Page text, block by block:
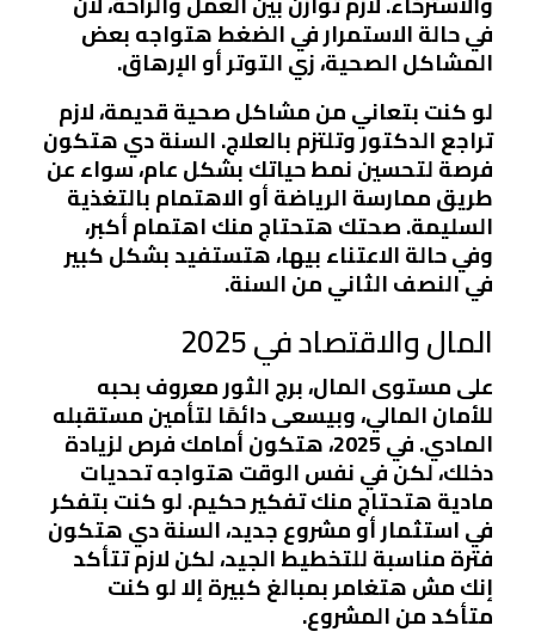
في حالة الاستمرار في الضغط هتواجه بعض
المشاكل الصحية، زي التوتر أو الإرهاق.
لو كنت بتعاني من مشاكل صحية قديمة، لازم
تراجع الدكتور وتلتزم بالعلاج. السنة دي هتكون
فرصة لتحسين نمط حياتك بشكل عام، سواء عن
طريق ممارسة الرياضة أو الاهتمام بالتغذية
السليمة. صحتك هتحتاج منك اهتمام أكبر،
وفي حالة الاعتناء بيها، هتستفيد بشكل كبير
في النصف الثاني من السنة.
المال والاقتصاد في 2025
على مستوى المال، برج الثور معروف بحبه
للأمان المالي، وبيسعى دائمًا لتأمين مستقبله
المادي. في 2025، هتكون أمامك فرص لزيادة
دخلك، لكن في نفس الوقت هتواجه تحديات
مادية هتحتاج منك تفكير حكيم. لو كنت بتفكر
في استثمار أو مشروع جديد، السنة دي هتكون
فترة مناسبة للتخطيط الجيد، لكن لازم تتأكد
إنك مش هتغامر بمبالغ كبيرة إلا لو كنت
متأكد من المشروع.